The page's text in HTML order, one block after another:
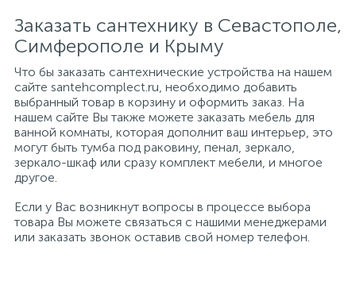
Заказать сантехнику в Севастополе,
Симферополе и Крыму
Что бы заказать сантехнические устройства на нашем
сайте santehcomplect.ru, необходимо добавить
выбранный товар в корзину и оформить заказ. На
нашем сайте Вы также можете заказать мебель для
ванной комнаты, которая дополнит ваш интерьер, это
могут быть тумба под раковину, пенал, зеркало,
зеркало-шкаф или сразу комплект мебели, и многое
другое.
Если у Вас возникнут вопросы в процессе выбора
товара Вы можете связаться с нашими менеджерами
или заказать звонок оставив свой номер телефон.